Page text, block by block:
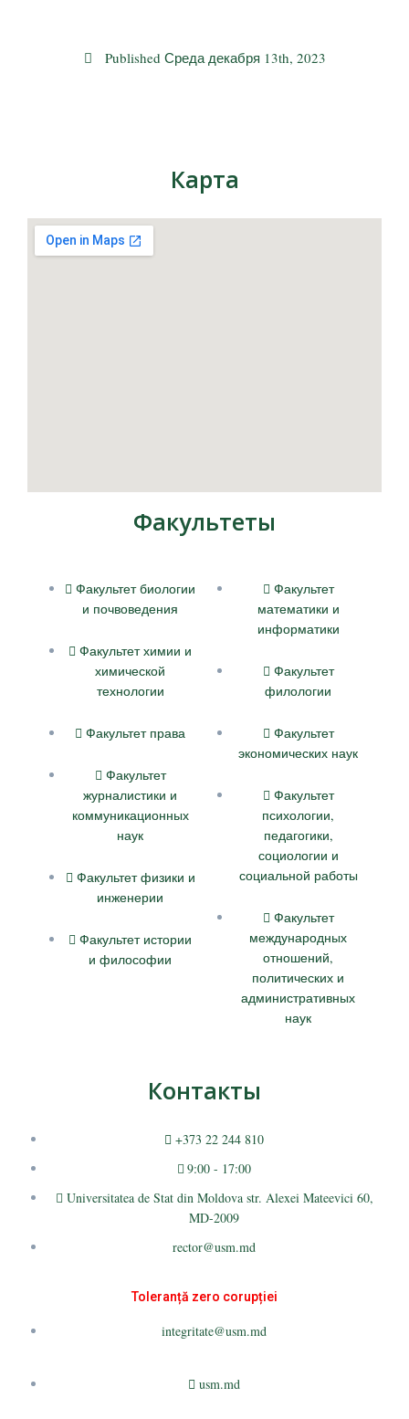
Published Среда декабря 13th, 2023
Карта
Факультеты
Факультет биологии
и почвоведения
Факультет химии и
химической
технологии
Факультет права
Факультет
журналистики и
коммуникационных
наук
Факультет физики и
инженерии
Факультет истории
и философии
Факультет
математики и
информатики
Факультет
филологии
Факультет
экономических наук
Факультет
психологии,
педагогики,
социологии и
социальной работы
Факультет
международных
отношений,
политических и
административных
наук
Контакты
+373 22 244 810
9:00 - 17:00
Universitatea de Stat din Moldova str. Alexei Mateevici 60,
MD-2009
rector@usm.md
Toleranță zero corupției
integritate@usm.md
usm.md